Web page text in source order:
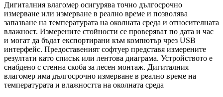
Дигиталния влагомер осигурява точно дългосрочно
измерване или измерване в реално време и позволява
запазване на температурата на околната среда и относителната
влажност. Измерените стойности се проверяват по дата и час
и могат да бъдат експортирани към компютър чрез USB
интерфейс. Предоставеният софтуер представя измерените
резултати като списък или лентова диаграма. Устройството е
снабдено с стенна скоба за лесен монтаж. Дигиталния
влагомер има дългосрочно измерване в реално време на
температурата и влажността на околната среда